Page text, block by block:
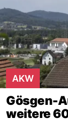
AKW
Gösgen-
weitere